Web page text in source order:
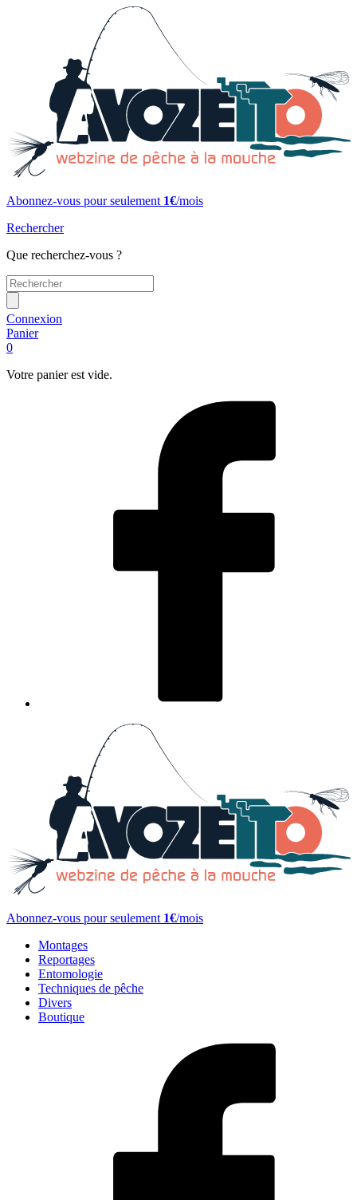
Abonnez-vous pour seulement 1€/mois
Rechercher
Que recherchez-vous ?
Connexion
Panier
0
Votre panier est vide.
Abonnez-vous pour seulement 1€/mois
Montages
Reportages
Entomologie
Techniques de pêche
Divers
Boutique